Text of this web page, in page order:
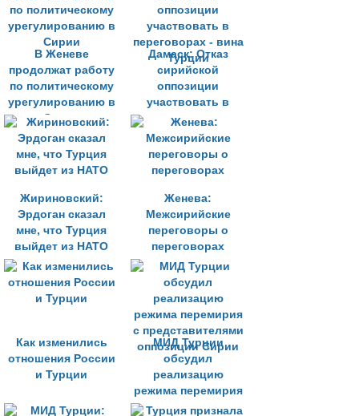
В Женеве
продолжат работу
по политическому
урегулированию в
Сирии
Дамаск: Отказ
сирийской
оппозиции
участвовать в
переговорах - вина
Турции
Жириновский:
Эрдоган сказал
мне, что Турция
выйдет из НАТО
Женева:
Межсирийские
переговоры о
переговорах
Как изменились
отношения России
и Турции
МИД Турции
обсудил
реализацию
режима перемирия
с представителями